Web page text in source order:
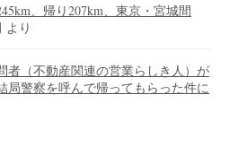
、帰り207km、東京・宮城間
より
者（不動産関連の営業らしき人）が
局警察を呼んで帰ってもらった件に